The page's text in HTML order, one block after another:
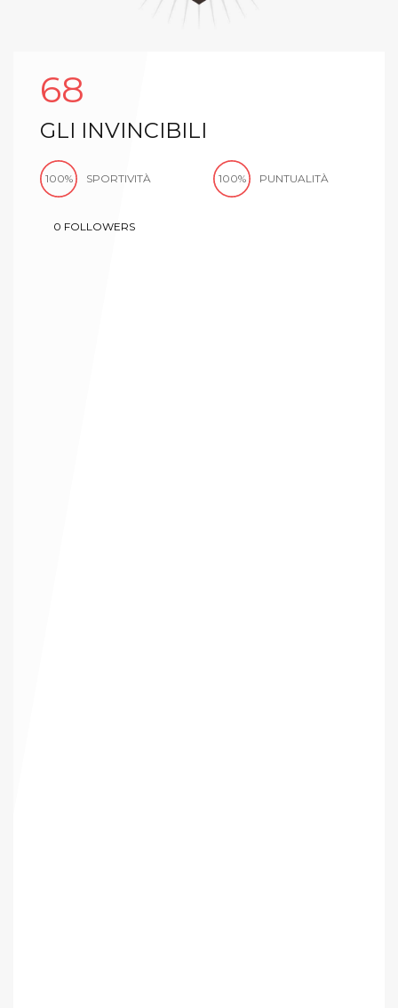
68
GLI INVINCIBILI
100% SPORTIVITÀ 100% PUNTUALITÀ
0 FOLLOWERS